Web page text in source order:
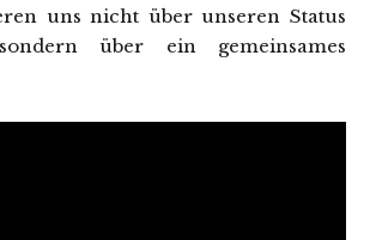
uns nicht über unseren Status
über ein gemeinsames